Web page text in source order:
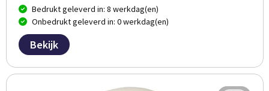
Bedrukt geleverd in: 8 werkdag(en)
Onbedrukt geleverd in: 0 werkdag(en)
Bekijk